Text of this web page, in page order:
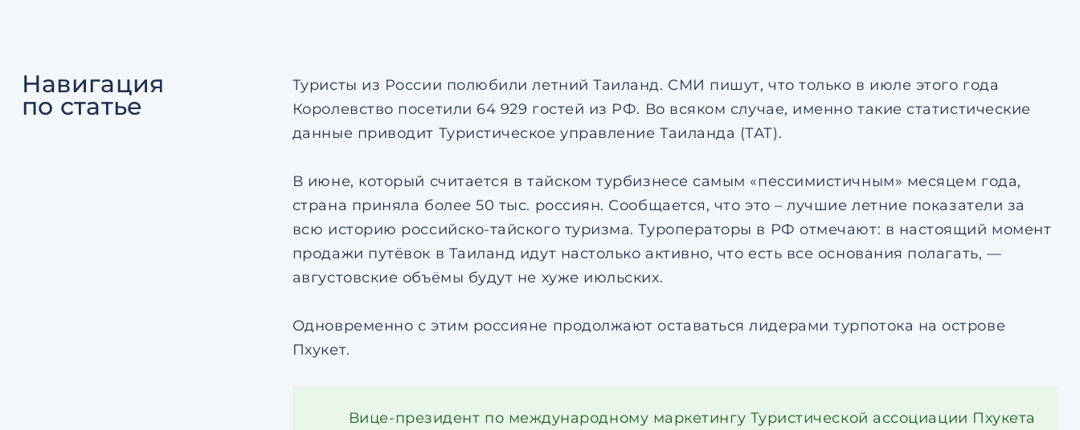
Навигация
по статье
Туристы из России полюбили летний Таиланд. СМИ пишут, что только в июле этого года
Королевство посетили 64 929 гостей из РФ. Во всяком случае, именно такие статистические
данные приводит Туристическое управление Таиланда (ТАТ).
В июне, который считается в тайском турбизнесе самым «пессимистичным» месяцем года,
страна приняла более 50 тыс. россиян. Сообщается, что это – лучшие летние показатели за
всю историю российско-тайского туризма. Туроператоры в РФ отмечают: в настоящий момент
продажи путёвок в Таиланд идут настолько активно, что есть все основания полагать, —
августовские объёмы будут не хуже июльских.
Одновременно с этим россияне продолжают оставаться лидерами турпотока на острове
Пхукет.
Вице-президент по международному маркетингу Туристической ассоциации Пхукета
персональных данных